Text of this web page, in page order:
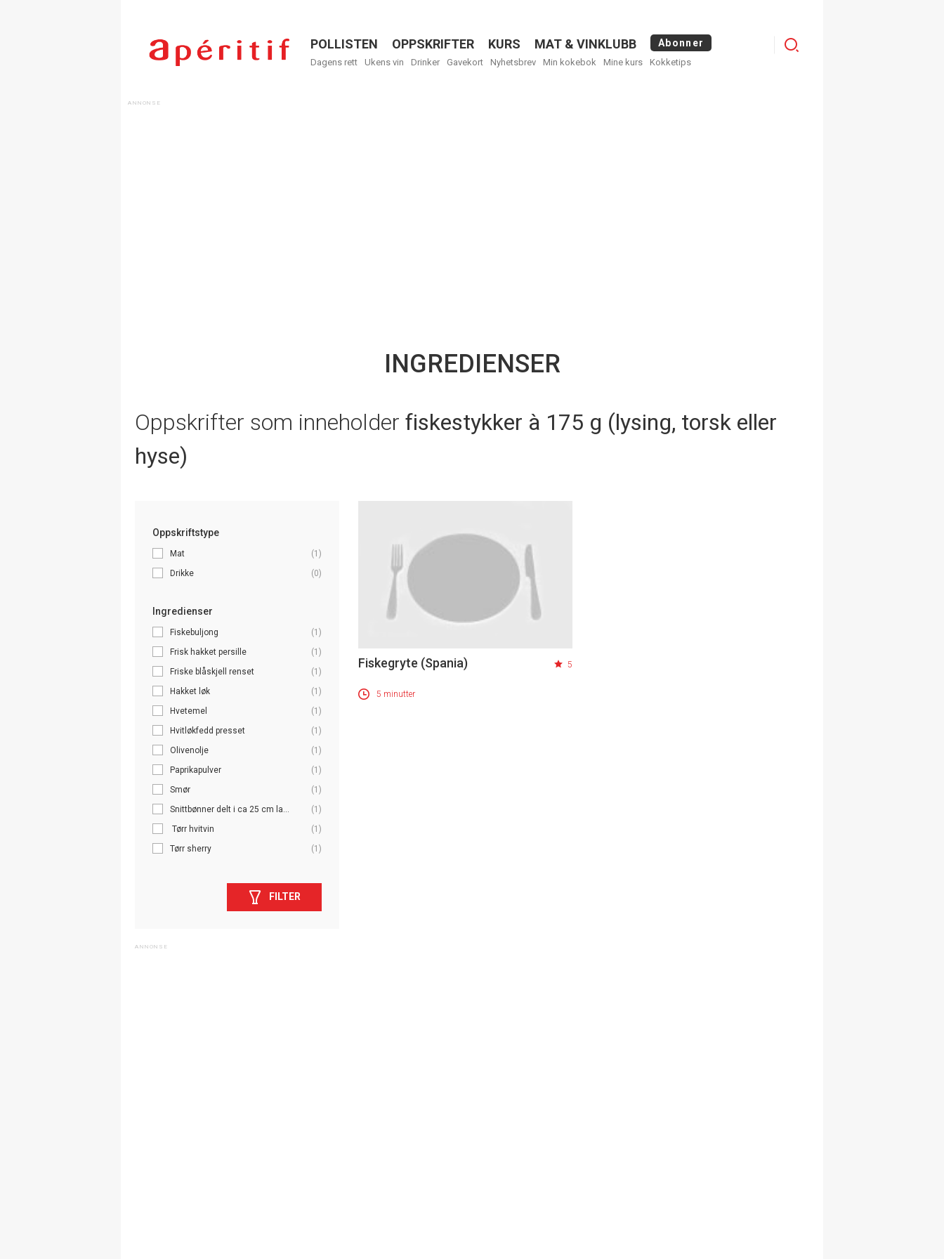
Menu
POLLISTEN OPPSKRIFTER KURS MAT & VINKLUBB Abonner
Dagens rett Ukens vin Drinker Gavekort Nyhetsbrev Min kokebok Mine kurs Kokketips
Logg
INGREDIENSER
Oppskrifter som inneholder fiskestykker à 175 g (lysing, torsk eller
hyse)
Oppskriftstype
Mat
(1)
Drikke
(0)
Ingredienser
Fiskebuljong
(1)
Frisk hakket persille
(1)
Friske blåskjell renset
(1)
Hakket løk
(1)
Hvetemel
(1)
Hvitløkfedd presset
(1)
Olivenolje
(1)
Paprikapulver
(1)
Smør
(1)
Snittbønner delt i ca 25 cm la...
(1)
Tørr hvitvin
(1)
Tørr sherry
(1)
FILTER
Fiskegryte (Spania) 5
5 minutter